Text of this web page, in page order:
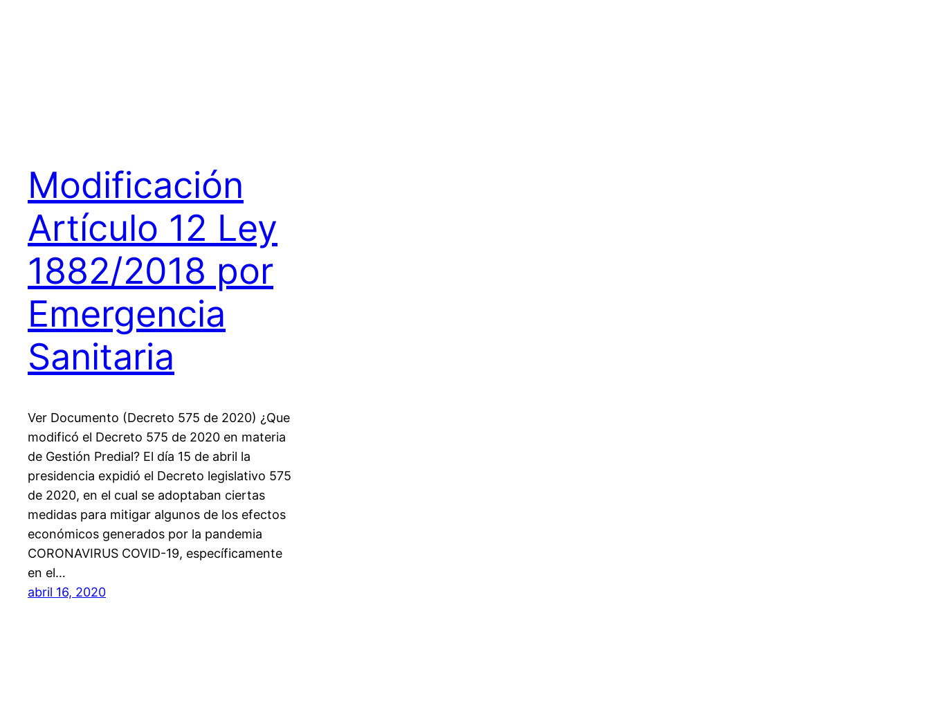
Modificación
Artículo 12 Ley
1882/2018 por
Emergencia
Sanitaria
Ver Documento (Decreto 575 de 2020) ¿Que
modificó el Decreto 575 de 2020 en materia
de Gestión Predial? El día 15 de abril la
presidencia expidió el Decreto legislativo 575
de 2020, en el cual se adoptaban ciertas
medidas para mitigar algunos de los efectos
económicos generados por la pandemia
CORONAVIRUS COVID-19, específicamente
en el…
abril 16, 2020